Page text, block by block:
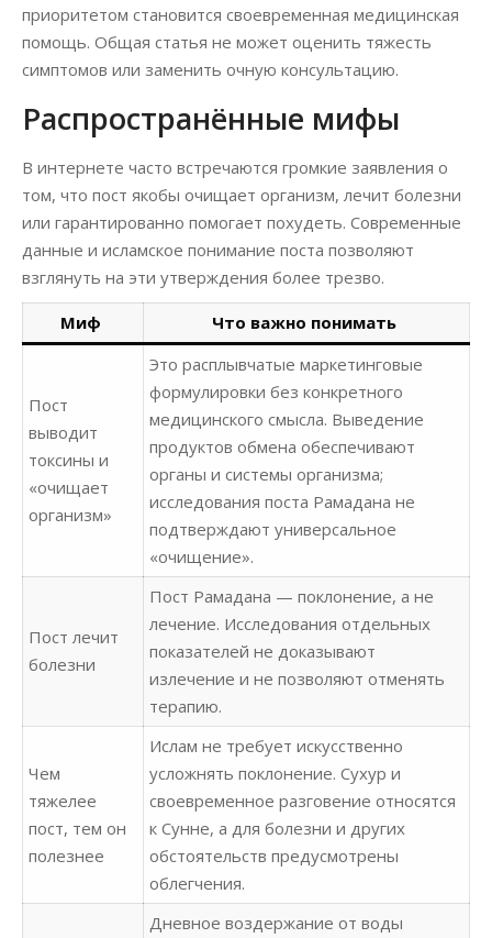
приоритетом становится своевременная медицинская
помощь. Общая статья не может оценить тяжесть
симптомов или заменить очную консультацию.
Распространённые мифы
В интернете часто встречаются громкие заявления о
том, что пост якобы очищает организм, лечит болезни
или гарантированно помогает похудеть. Современные
данные и исламское понимание поста позволяют
взглянуть на эти утверждения более трезво.
Миф Что важно понимать
Пост
выводит
токсины и
«очищает
организм»
Это расплывчатые маркетинговые
формулировки без конкретного
медицинского смысла. Выведение
продуктов обмена обеспечивают
органы и системы организма;
исследования поста Рамадана не
подтверждают универсальное
«очищение».
Пост лечит
болезни
Пост Рамадана — поклонение, а не
лечение. Исследования отдельных
показателей не доказывают
излечение и не позволяют отменять
терапию.
Чем
тяжелее
пост, тем он
полезнее
Ислам не требует искусственно
усложнять поклонение. Сухур и
своевременное разговение относятся
к Сунне, а для болезни и других
обстоятельств предусмотрены
облегчения.
Дневное воздержание от воды